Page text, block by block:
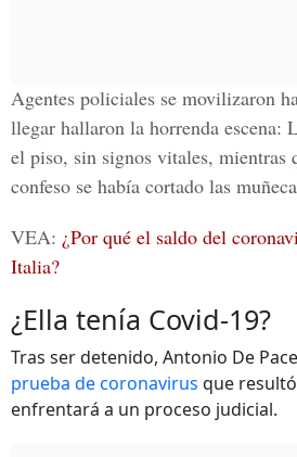
Agentes policiales se movilizaron
llegar hallaron la horrenda escena:
el piso, sin signos vitales, mientras
confeso se había cortado las
VEA: ¿Por qué el saldo del
Italia?
¿Ella tenía Covid-19?
Tras ser detenido, Antonio De
prueba de coronavirus que
enfrentará a un proceso judicial.